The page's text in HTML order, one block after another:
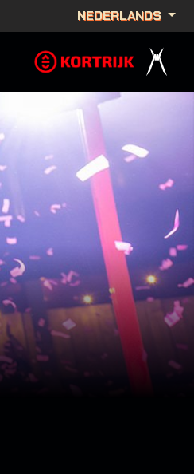
NEDERLANDS